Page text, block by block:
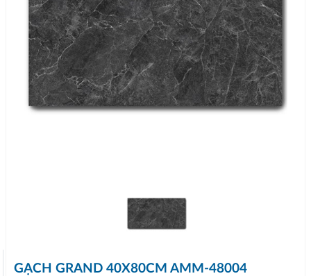
GẠCH GRAND 40X80CM AMM-48004